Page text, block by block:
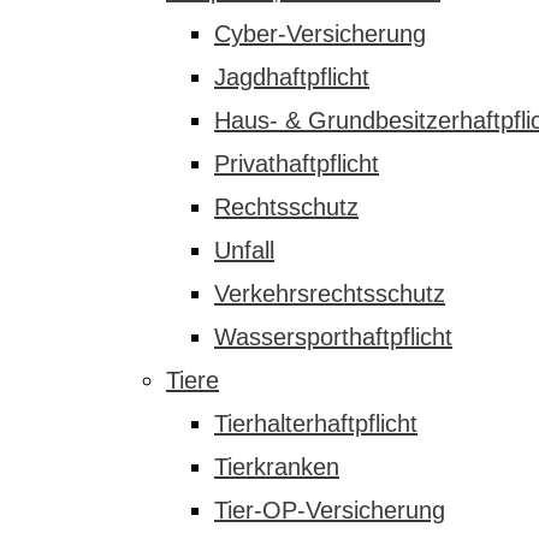
Cyber-Versicherung
Jagdhaftpflicht
Haus- &
Privathaftpflicht
Rechtsschutz
Unfall
Verkehrsrechtsschutz
Wassersporthaftpflicht
Tiere
Tierhalterhaftpflicht
Tierkranken
Tier-OP-Versicherung